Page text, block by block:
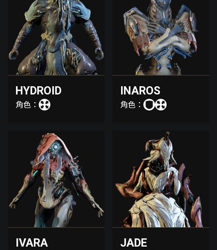
HYDROID
角色：
INAROS
角色：
IVARA JADE